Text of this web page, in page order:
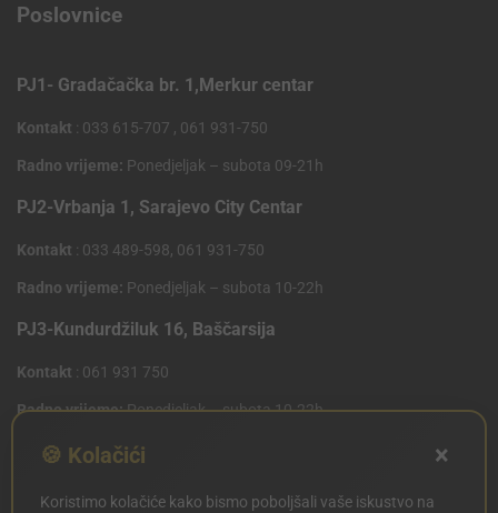
Poslovnice
PJ1- Gradačačka br. 1,Merkur centar
Kontakt : 033 615-707 , 061 931-750
Radno vrijeme: Ponedjeljak – subota 09-21h
PJ2-Vrbanja 1, Sarajevo City Centar
Kontakt : 033 489-598, 061 931-750
Radno vrijeme: Ponedjeljak – subota 10-22h
PJ3-Kundurdžiluk 16, Baščarsija
Kontakt : 061 931 750
Radno vrijeme:Ponedjeljak – subota 10-22h
PJ4 West Gate,Mostarsko raskrsce 10 (Penny Plus
🍪 Kolačići ×
Koristimo kolačiće kako bismo poboljšali vaše iskustvo na